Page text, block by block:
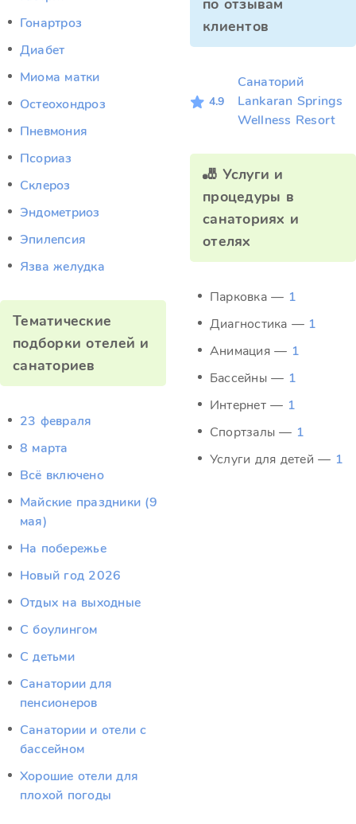
Гонартроз
Диабет
Миома матки
Остеохондроз
Пневмония
Псориаз
Склероз
Эндометриоз
Эпилепсия
Язва желудка
Тематические
подборки отелей и
санаториев
23 февраля
8 марта
Всё включено
Майские праздники (9
мая)
На побережье
Новый год 2026
Отдых на выходные
С боулингом
С детьми
Санатории для
пенсионеров
Санатории и отели с
бассейном
Хорошие отели для
плохой погоды
по отзывам
клиентов
4.9
Санаторий
Lankaran Springs
Wellness Resort
🎳 Услуги и
процедуры в
санаториях и
отелях
Парковка — 1
Диагностика — 1
Анимация — 1
Бассейны — 1
Интернет — 1
Спортзалы — 1
Услуги для детей — 1